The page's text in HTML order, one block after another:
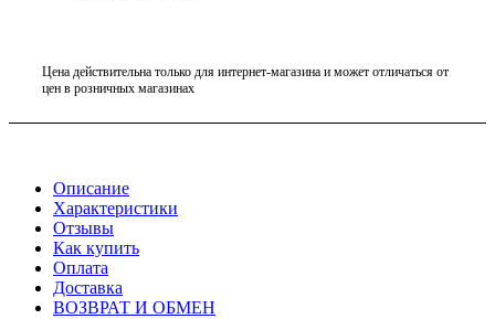
Цена действительна только для интернет-магазина и может отличаться от
цен в розничных магазинах
Описание
Характеристики
Отзывы
Как купить
Оплата
Доставка
ВОЗВРАТ И ОБМЕН